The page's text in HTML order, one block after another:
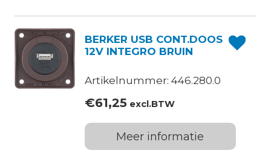
BERKER USB CONT.DOOS
12V INTEGRO BRUIN
Artikelnummer: 446.280.0
€61,25excl.BTW
Meer informatie